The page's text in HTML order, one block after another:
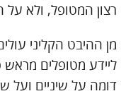
רצון המטופל, ולא
מן ההיבט הקליני
ליידע מטופלים
דומה על שיניים ועל